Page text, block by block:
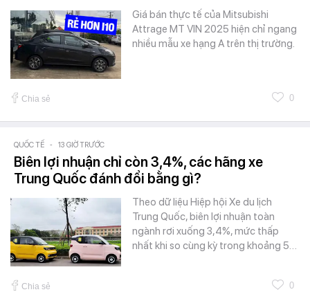
Giá bán thực tế của Mitsubishi
Attrage MT VIN 2025 hiện chỉ ngang
nhiều mẫu xe hạng A trên thị trường.
Chia sẻ 0
QUỐC TẾ - 13 GIỜ TRƯỚC
Biên lợi nhuận chỉ còn 3,4%, các hãng xe
Trung Quốc đánh đổi bằng gì?
Theo dữ liệu Hiệp hội Xe du lịch
Trung Quốc, biên lợi nhuận toàn
ngành rơi xuống 3,4%, mức thấp
nhất khi so cùng kỳ trong khoảng 5…
Chia sẻ 0